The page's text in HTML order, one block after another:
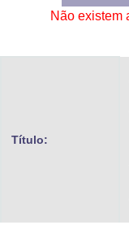
Secretaria de Governo
Gabinete de Segurança
Não existem
Título: